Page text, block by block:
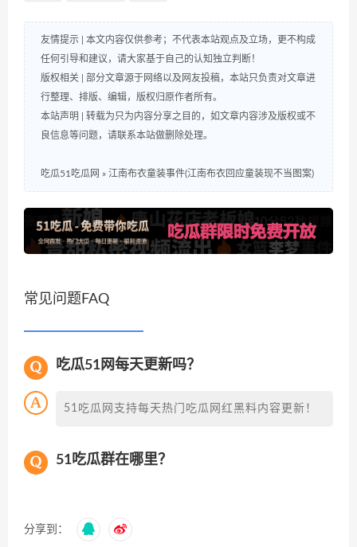
友情提示 | 本文内容仅供参考；不代表本站观点及立场，更不构成
任何引导和建议，请大家基于自己的认知独立判断！
版权相关 | 部分文章源于网络以及网友投稿，本站只负责对文章进
行整理、排版、编辑，版权归原作者所有。
本站声明 | 转载为只为内容分享之目的，如文章内容涉及版权或不
良信息等问题，请联系本站做删除处理。
吃瓜51吃瓜网 » 江南布衣童装事件(江南布衣回应童装现不当图案)
常见问题FAQ
吃瓜51网每天更新吗？
51吃瓜网支持每天热门吃瓜网红黑料内容更新！
51吃瓜群在哪里？
分享到：